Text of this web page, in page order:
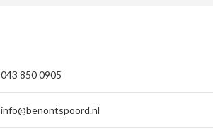
043 850 0905
info@benontspoord.nl